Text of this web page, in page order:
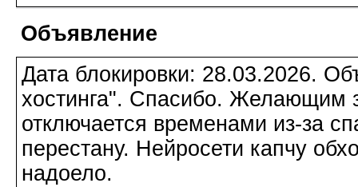
Объявление
Дата блокировки: 28.03.2026.
хостинга". Спасибо. Желающим
отключается временами из-за
перестану. Нейросети капчу
надоело.